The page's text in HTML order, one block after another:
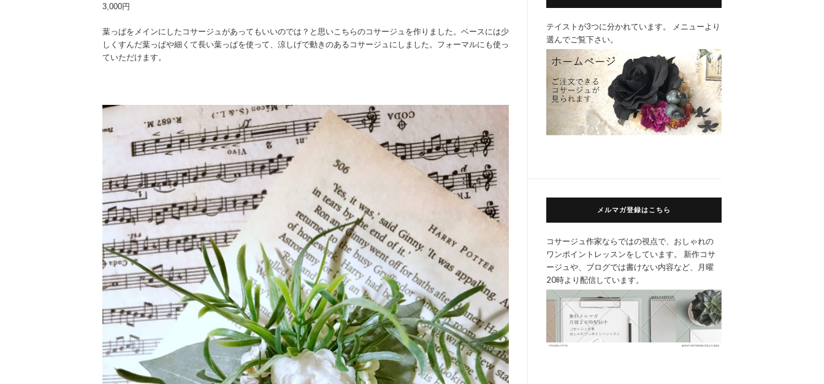
3,000円
​葉っぱをメインにしたコサージュがあってもいいのでは？と思いこちらのコサージュを作りました。ベースには少
しくすんだ葉っぱや細くて長い葉っぱを使って、涼しげで動きのあるコサージュにしました。フォーマルにも使っ
ていただけます。
テイストが3つに分かれています。 メニューより
選んでご覧下さい。
メルマガ登録はこちら
コサージュ作家ならではの視点で、おしゃれの
ワンポイントレッスンをしています。 新作コサ
ージュや、ブログでは書けない内容など、月曜
20時より配信しています。